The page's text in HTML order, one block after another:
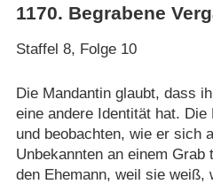
1170. Begrabene
Staffel 8, Folge 10
Die Mandantin glaubt, dass
eine andere Identität hat.
und beobachten, wie er sich
Unbekannten an einem
den Ehemann, weil sie